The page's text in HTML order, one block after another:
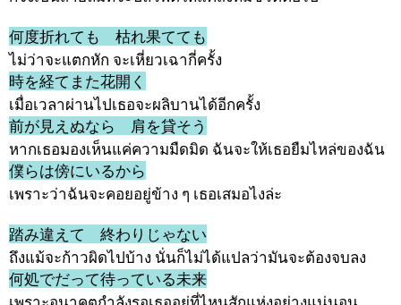
何度折れても 枯れ果てても
ไม่ว่าจะแตกหัก จะเหี่ยวเฉากี่ครั้ง
時を経てまた花開く
เมื่อเวลาผ่านไปเธอจะผลิบานได้อีกครั้ง
前が見えぬなら 肩を貸そう
หากเธอมองเห็นแค่ความมืดมิด ฉันจะให้เธอยืมไหล่ของฉัน
僕らは傍にいるから
เพราะว่าฉันจะคอยอยู่ข้าง ๆ เธอเสมอไงล่ะ
踏み違えて 終わりじゃない
ถึงแม้จะก้าวผิดไปบ้าง นั่นก็ไม่ได้แปลว่ามันจะต้องจบลง
何処でだって待っている未来